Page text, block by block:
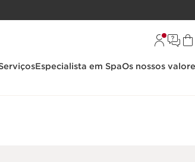
Especialista em SpaOs nossos